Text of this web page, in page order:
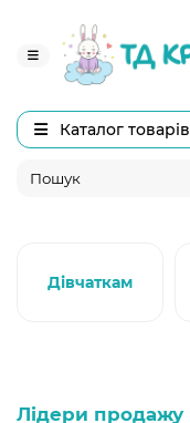
Каталог товарів
Дівчаткам
Лідери продажу